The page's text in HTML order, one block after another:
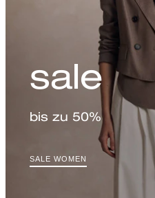
sale
bis zu 50%
SALE WOMEN